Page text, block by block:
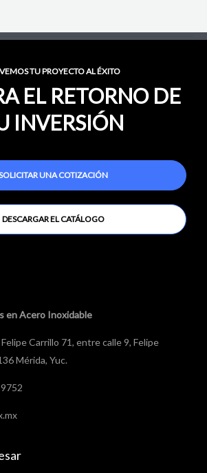
TU PROYECTO AL ÉXITO
EL RETORNO DE
INVERSIÓN
UNA COTIZACIÓN
DESCARGAR EL CATÁLOGO
en Acero Inoxidable
Carrillo 71, entre calle 9, Felipe
Mérida, Yuc.